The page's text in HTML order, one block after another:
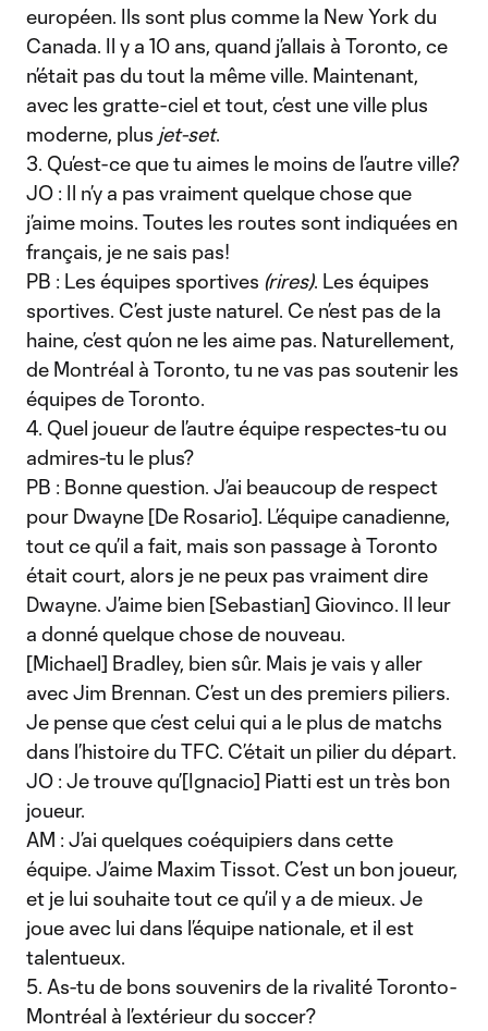
européen. Ils sont plus comme la New York du
Canada. Il y a 10 ans, quand j’allais à Toronto, ce
n’était pas du tout la même ville. Maintenant,
avec les gratte-ciel et tout, c’est une ville plus
moderne, plus jet-set.
3. Qu’est-ce que tu aimes le moins de l’autre ville?
JO : Il n’y a pas vraiment quelque chose que
j’aime moins. Toutes les routes sont indiquées en
français, je ne sais pas!
PB : Les équipes sportives (rires). Les équipes
sportives. C’est juste naturel. Ce n’est pas de la
haine, c’est qu’on ne les aime pas. Naturellement,
de Montréal à Toronto, tu ne vas pas soutenir les
équipes de Toronto.
4. Quel joueur de l’autre équipe respectes-tu ou
admires-tu le plus?
PB : Bonne question. J’ai beaucoup de respect
pour Dwayne [De Rosario]. L’équipe canadienne,
tout ce qu’il a fait, mais son passage à Toronto
était court, alors je ne peux pas vraiment dire
Dwayne. J’aime bien [Sebastian] Giovinco. Il leur
a donné quelque chose de nouveau.
[Michael] Bradley, bien sûr. Mais je vais y aller
avec Jim Brennan. C’est un des premiers piliers.
Je pense que c’est celui qui a le plus de matchs
dans l’histoire du TFC. C’était un pilier du départ.
JO : Je trouve qu’[Ignacio] Piatti est un très bon
joueur.
AM : J’ai quelques coéquipiers dans cette
équipe. J’aime Maxim Tissot. C’est un bon joueur,
et je lui souhaite tout ce qu’il y a de mieux. Je
joue avec lui dans l’équipe nationale, et il est
talentueux.
5. As-tu de bons souvenirs de la rivalité Toronto-
Montréal à l’extérieur du soccer?